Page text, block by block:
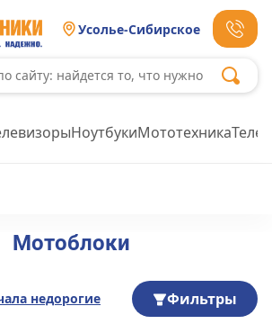
Усолье-Сибирское
НоутбукиМототехника
Мотоблоки
недорогие Фильтры